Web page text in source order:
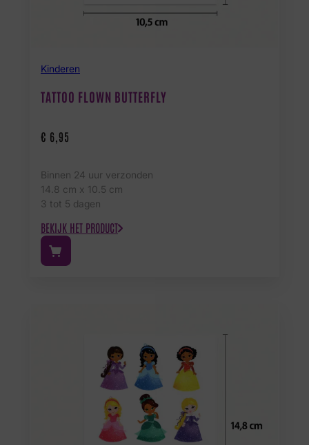
Kinderen
TATTOO FLOWN BUTTERFLY
€ 6,95
Binnen 24 uur verzonden
14.8 cm x 10.5 cm
3 tot 5 dagen
BEKIJK HET PRODUCT